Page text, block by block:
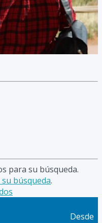
para su búsqueda.
búsqueda.
Desde